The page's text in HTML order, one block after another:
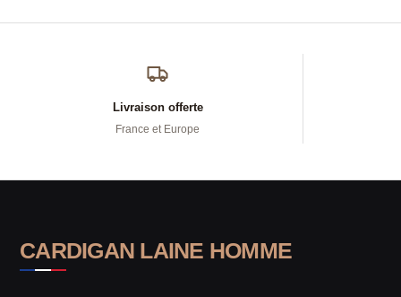
Livraison offerte
France et Europe
CARDIGAN LAINE HOMME